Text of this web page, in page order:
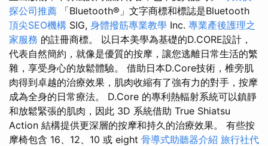
探公司推薦 「Bluetooth®」文字商標和標誌是Bluetooth
頂尖SEO機構 SIG, 身體撥筋專業教學 Inc. 專業產後護理之
家服務 的註冊商標。 以日本美學為基礎的D.CORE設計，
代表自然簡約，就像是優質的按摩，讓您逃離日常生活的繁
雜，享受身心的放鬆體驗。 借助日本D.Core技術，椎旁肌
肉得到卓越的治療效果，肌肉收縮有了強有力的對手，按摩
成為全身的日常療法。 D.Core 的專利熱輻射系統可以鎮靜
和放鬆緊張的肌肉，因此 3D 系統借助 True Shiatsu
Action 結構提供更深層的按摩和持久的治療效果。 有些按
摩椅包含 16、12、10 或 eight 骨導式助聽器介紹 旅行社代